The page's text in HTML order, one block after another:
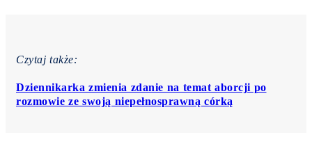
Czytaj także:
Dziennikarka zmienia zdanie na temat aborcji po
rozmowie ze swoją niepełnosprawną córką